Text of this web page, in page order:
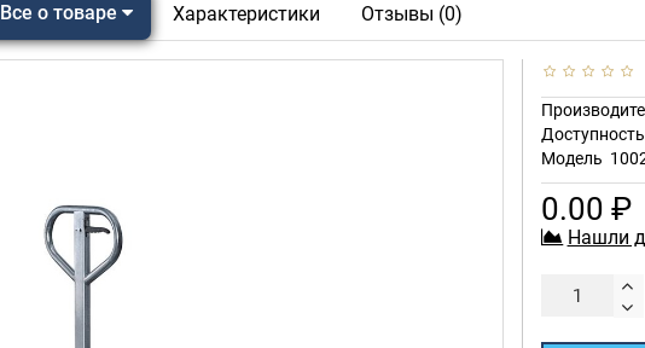
Все о товаре Характеристики Отзывы (0)
Модель
0.00 ₽
Нашли